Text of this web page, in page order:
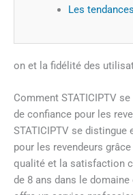
Les
on et la fidélité des
Comment STATICIPTV
de confiance pour les
STATICIPTV se
pour les revendeurs
qualité et la satisfaction
de 8 ans dans le domaine